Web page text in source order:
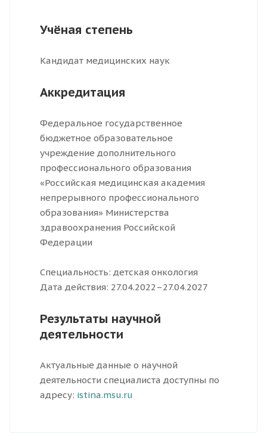
Учёная степень
Кандидат медицинских наук
Аккредитация
Федеральное государственное
бюджетное образовательное
учреждение дополнительного
профессионального образования
«Российская медицинская академия
непрерывного профессионального
образования» Министерства
здравоохранения Российской
Федерации
Специальность: детская онкология
Дата действия: 27.04.2022–27.04.2027
Результаты научной
деятельности
Актуальные данные о научной
деятельности специалиста доступны по
адресу: istina.msu.ru